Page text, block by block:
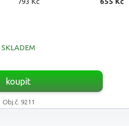
SKLADEM
koupit
Obj.č. 9211